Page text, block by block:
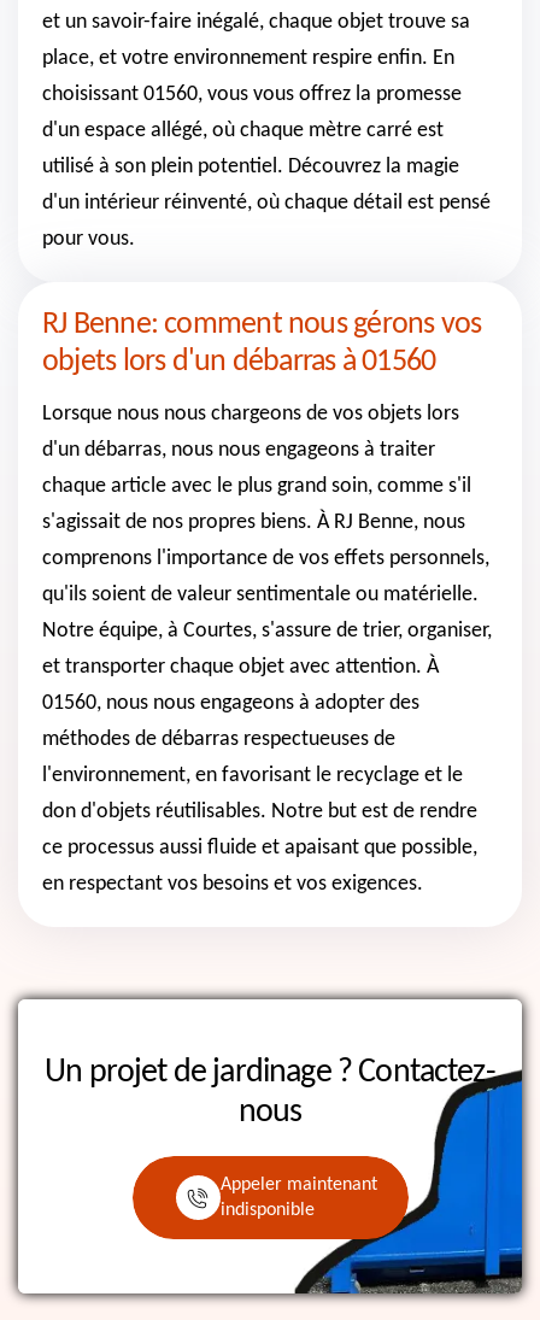
et un savoir-faire inégalé, chaque objet trouve sa
place, et votre environnement respire enfin. En
choisissant 01560, vous vous offrez la promesse
d'un espace allégé, où chaque mètre carré est
utilisé à son plein potentiel. Découvrez la magie
d'un intérieur réinventé, où chaque détail est pensé
pour vous.
RJ Benne: comment nous gérons vos
objets lors d'un débarras à 01560
Lorsque nous nous chargeons de vos objets lors
d'un débarras, nous nous engageons à traiter
chaque article avec le plus grand soin, comme s'il
s'agissait de nos propres biens. À RJ Benne, nous
comprenons l'importance de vos effets personnels,
qu'ils soient de valeur sentimentale ou matérielle.
Notre équipe, à Courtes, s'assure de trier, organiser,
et transporter chaque objet avec attention. À
01560, nous nous engageons à adopter des
méthodes de débarras respectueuses de
l'environnement, en favorisant le recyclage et le
don d'objets réutilisables. Notre but est de rendre
ce processus aussi fluide et apaisant que possible,
en respectant vos besoins et vos exigences.
Un projet de jardinage ? Contactez-
nous
Appeler maintenant
indisponible